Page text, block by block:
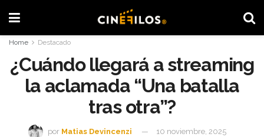
Home Destacado
¿Cuándo llegará a streaming
la aclamada “Una batalla
tras otra”?
por Matias Devincenzi 10 noviembre, 2025